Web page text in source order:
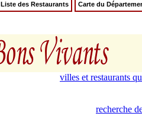
Liste des Restaurants Carte du
villes et restaurants
recherche